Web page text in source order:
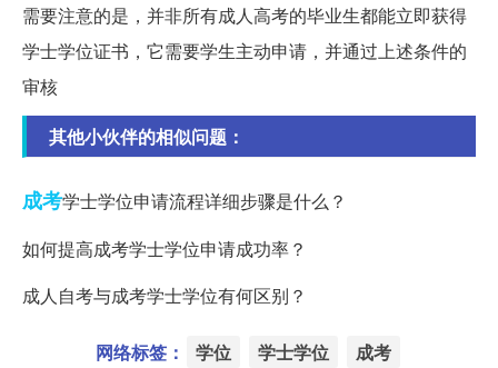
需要注意的是，并非所有成人高考的毕业生都能立即获得
学士学位证书，它需要学生主动申请，并通过上述条件的
审核
其他小伙伴的相似问题：
成考学士学位申请流程详细步骤是什么？
如何提高成考学士学位申请成功率？
成人自考与成考学士学位有何区别？
网络标签： 学位 学士学位 成考